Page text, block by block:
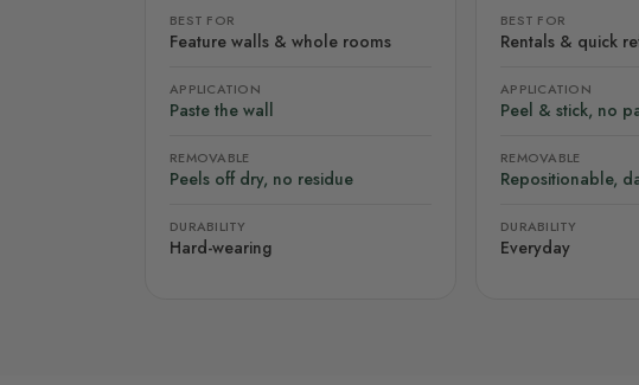
BEST FOR
Feature walls & whole rooms
APPLICATION
Paste the wall
REMOVABLE
Peels off dry, no residue
DURABILITY
Hard-wearing
BEST FOR
Rentals & quick
APPLICATION
Peel & stick, no
REMOVABLE
Repositionable,
DURABILITY
Everyday